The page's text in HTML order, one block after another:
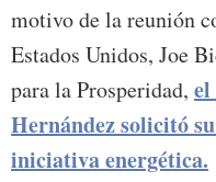
motivo de la reunión
Estados Unidos, Joe
para la Prosperidad,
Hernández solicitó
iniciativa energética.